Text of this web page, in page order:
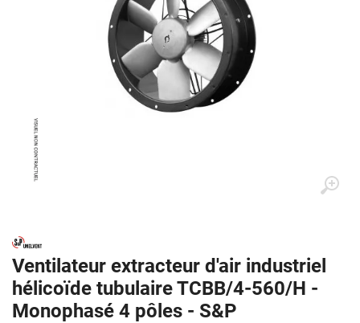
Ventilateur extracteur d'air industriel
hélicoïde tubulaire TCBB/4-560/H -
Monophasé 4 pôles - S&P